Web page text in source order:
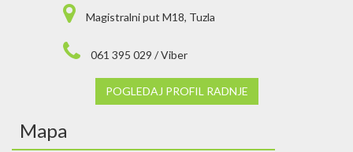
Magistralni put M18, Tuzla
061 395 029 / Viber
POGLEDAJ PROFIL RADNJE
Mapa